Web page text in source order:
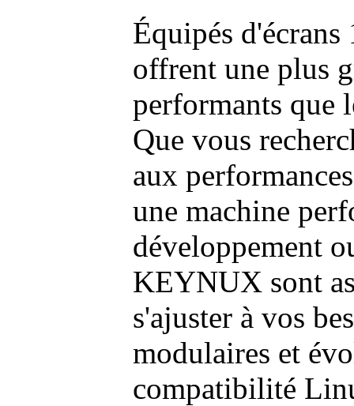
Équipés
offrent une plus
performants que
Que vous
aux
une machine
développement
KEYNUX sont
s'ajuster à vos
modulaires et
compatibilité